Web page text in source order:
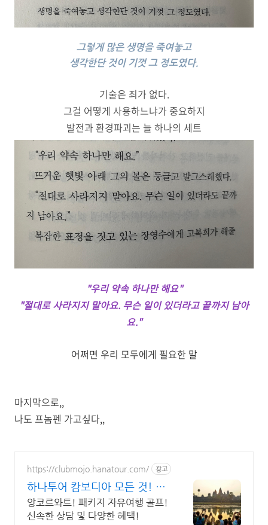
그렇게 많은 생명을 죽여놓고
생각한단 것이 기껏 그 정도였다.
기술은 죄가 없다.
그걸 어떻게 사용하느냐가 중요하지
발전과 환경파괴는 늘 하나의 세트
"우리 약속 하나만 해요"
"절대로 사라지지 말아요. 무슨 일이 있더라고 끝까지 남아
요."
어쩌면 우리 모두에게 필요한 말
마지막으로,,
나도 프놈펜 가고싶다,,
https://clubmojo.hanatour.com/ 광고
하나투어 캄보디아 모든 것! 하
나투어 공식예약 인증센터
앙코르와트! 패키지 자유여행 골프!
신속한 상담 및 다양한 혜택!